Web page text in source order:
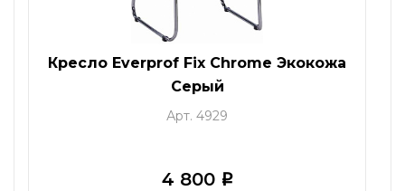
Кресло Everprof Fix Chrome Экокожа
Серый
Арт. 4929
4 800 i